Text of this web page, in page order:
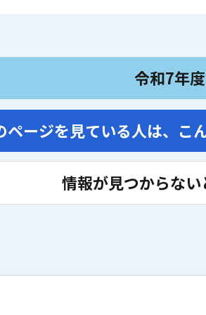
令和7年度
ページを見ている人は、 こ
情報が見つからない